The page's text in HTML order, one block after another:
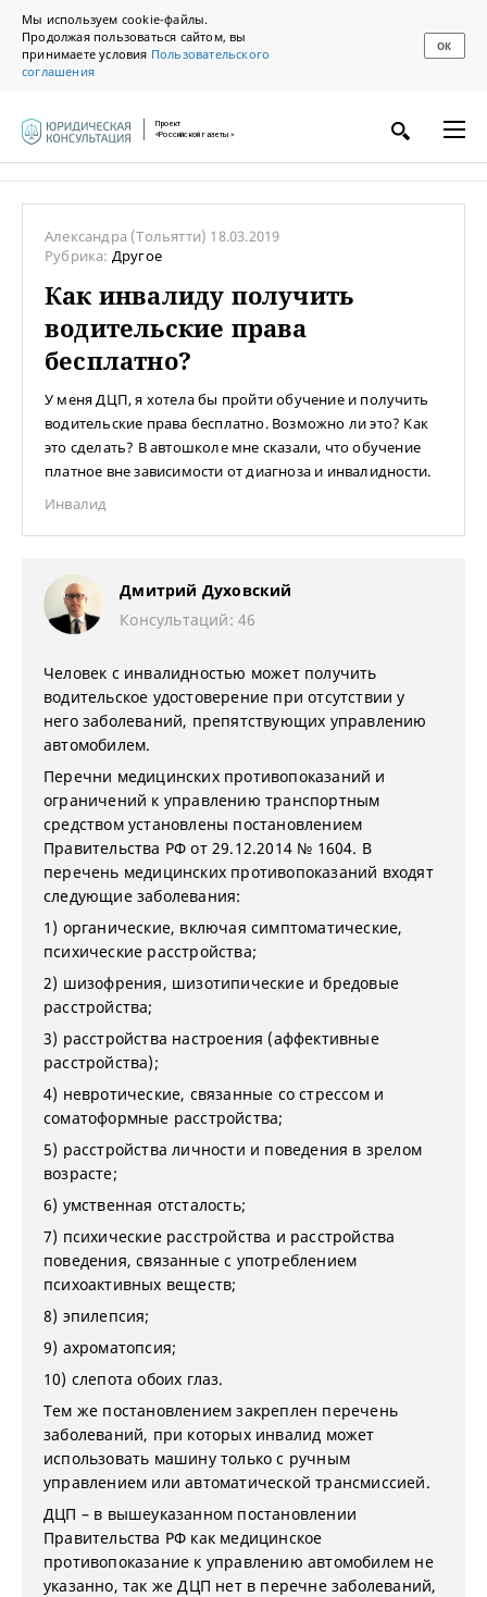
Мы используем cookie-файлы.
Продолжая пользоваться сайтом, вы
принимаете условия Пользовательского
соглашения
ОК
Проект
«Российской газеты»
Александра (Тольятти) 18.03.2019
Рубрика: Другое
Как инвалиду получить
водительские права
бесплатно?
У меня ДЦП, я хотела бы пройти обучение и получить
водительские права бесплатно. Возможно ли это? Как
это сделать? В автошколе мне сказали, что обучение
платное вне зависимости от диагноза и инвалидности.
Инвалид
Дмитрий Духовский
Консультаций: 46
Человек с инвалидностью может получить
водительское удостоверение при отсутствии у
него заболеваний, препятствующих управлению
автомобилем.
Перечни медицинских противопоказаний и
ограничений к управлению транспортным
средством установлены постановлением
Правительства РФ от 29.12.2014 № 1604. В
перечень медицинских противопоказаний входят
следующие заболевания:
1) органические, включая симптоматические,
психические расстройства;
2) шизофрения, шизотипические и бредовые
расстройства;
3) расстройства настроения (аффективные
расстройства);
4) невротические, связанные со стрессом и
соматоформные расстройства;
5) расстройства личности и поведения в зрелом
возрасте;
6) умственная отсталость;
7) психические расстройства и расстройства
поведения, связанные с употреблением
психоактивных веществ;
8) эпилепсия;
9) ахроматопсия;
10) слепота обоих глаз.
Тем же постановлением закреплен перечень
заболеваний, при которых инвалид может
использовать машину только с ручным
управлением или автоматической трансмиссией.
ДЦП – в вышеуказанном постановлении
Правительства РФ как медицинское
противопоказание к управлению автомобилем не
указанно, так же ДЦП нет в перечне заболеваний,